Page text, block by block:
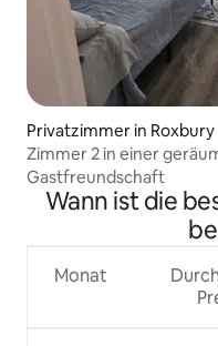
Privatzimmer in Roxbury
Zimmer 2 in einer
Boston
Gastfreundschaft
Wann ist die
Monat